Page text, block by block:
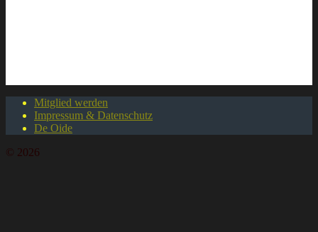
Mitglied werden
Impressum & Datenschutz
De Oide
© 2026